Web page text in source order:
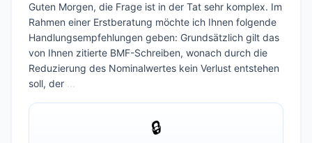
Guten Morgen, die Frage ist in der Tat sehr komplex. Im
Rahmen einer Erstberatung möchte ich Ihnen folgende
Handlungsempfehlungen geben: Grundsätzlich gilt das
von Ihnen zitierte BMF-Schreiben, wonach durch die
Reduzierung des Nominalwertes kein Verlust entstehen
soll, der ...
🔒